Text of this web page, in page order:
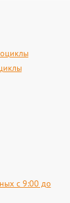
с 9:00 до